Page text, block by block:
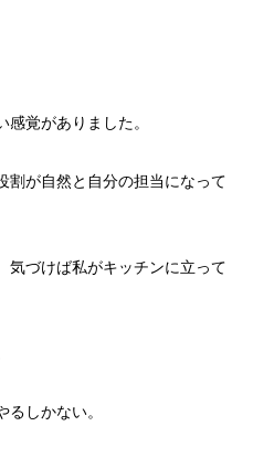
覚がありました。
割が自然と自分の担当になって
気づけば私がキッチンに立って
しかない。